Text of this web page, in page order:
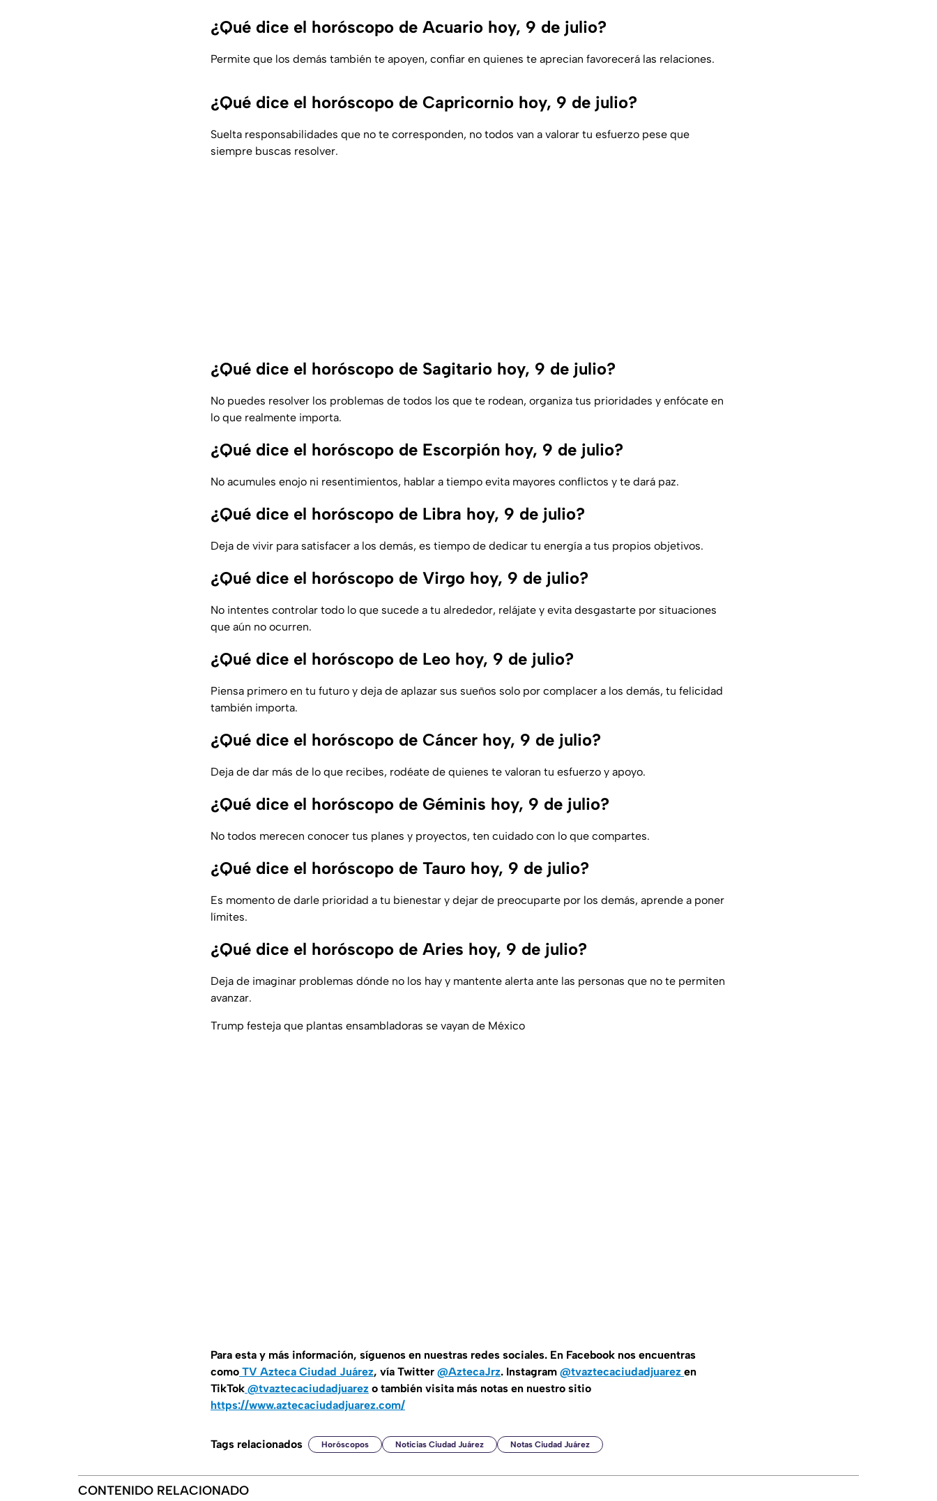
¿Qué dice el horóscopo de Acuario hoy, 9 de julio?
Permite que los demás también te apoyen, confiar en quienes te aprecian favorecerá las relaciones.
¿Qué dice el horóscopo de Capricornio hoy, 9 de julio?
Suelta responsabilidades que no te corresponden, no todos van a valorar tu esfuerzo pese que
siempre buscas resolver.
¿Qué dice el horóscopo de Sagitario hoy, 9 de julio?
No puedes resolver los problemas de todos los que te rodean, organiza tus prioridades y enfócate en
lo que realmente importa.
¿Qué dice el horóscopo de Escorpión hoy, 9 de julio?
No acumules enojo ni resentimientos, hablar a tiempo evita mayores conflictos y te dará paz.
¿Qué dice el horóscopo de Libra hoy, 9 de julio?
Deja de vivir para satisfacer a los demás, es tiempo de dedicar tu energía a tus propios objetivos.
¿Qué dice el horóscopo de Virgo hoy, 9 de julio?
No intentes controlar todo lo que sucede a tu alrededor, relájate y evita desgastarte por situaciones
que aún no ocurren.
¿Qué dice el horóscopo de Leo hoy, 9 de julio?
Piensa primero en tu futuro y deja de aplazar sus sueños solo por complacer a los demás, tu felicidad
también importa.
¿Qué dice el horóscopo de Cáncer hoy, 9 de julio?
Deja de dar más de lo que recibes, rodéate de quienes te valoran tu esfuerzo y apoyo.
¿Qué dice el horóscopo de Géminis hoy, 9 de julio?
No todos merecen conocer tus planes y proyectos, ten cuidado con lo que compartes.
¿Qué dice el horóscopo de Tauro hoy, 9 de julio?
Es momento de darle prioridad a tu bienestar y dejar de preocuparte por los demás, aprende a poner
límites.
¿Qué dice el horóscopo de Aries hoy, 9 de julio?
Deja de imaginar problemas dónde no los hay y mantente alerta ante las personas que no te permiten
avanzar.
Trump festeja que plantas ensambladoras se vayan de México
Para esta y más información, síguenos en nuestras redes sociales. En Facebook nos encuentras
como TV Azteca Ciudad Juárez, vía Twitter @AztecaJrz. Instagram @tvaztecaciudadjuarez en
TikTok @tvaztecaciudadjuarez o también visita más notas en nuestro sitio
https://www.aztecaciudadjuarez.com/
Tags relacionados Horóscopos Noticias Ciudad Juárez Notas Ciudad Juárez
CONTENIDO RELACIONADO